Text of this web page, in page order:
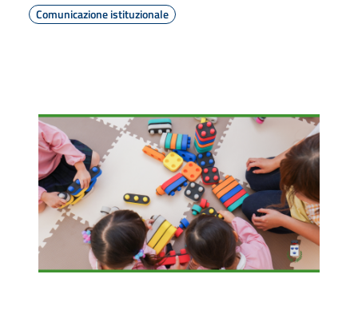
Comunicazione istituzionale